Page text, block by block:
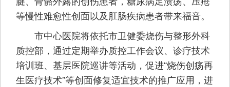
等慢性难愈性创面以及肛肠疾病患者带来福音。
市中心医院将依托市卫健委烧伤与整形外科
质控部，通过定期举办质控工作会议、诊疗技术
培训班、基层医院巡讲等活动，促进“烧伤创疡再
生医疗技术”等创面修复适宜技术的推广应用，进